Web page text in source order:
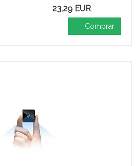
23,29 EUR
Comprar